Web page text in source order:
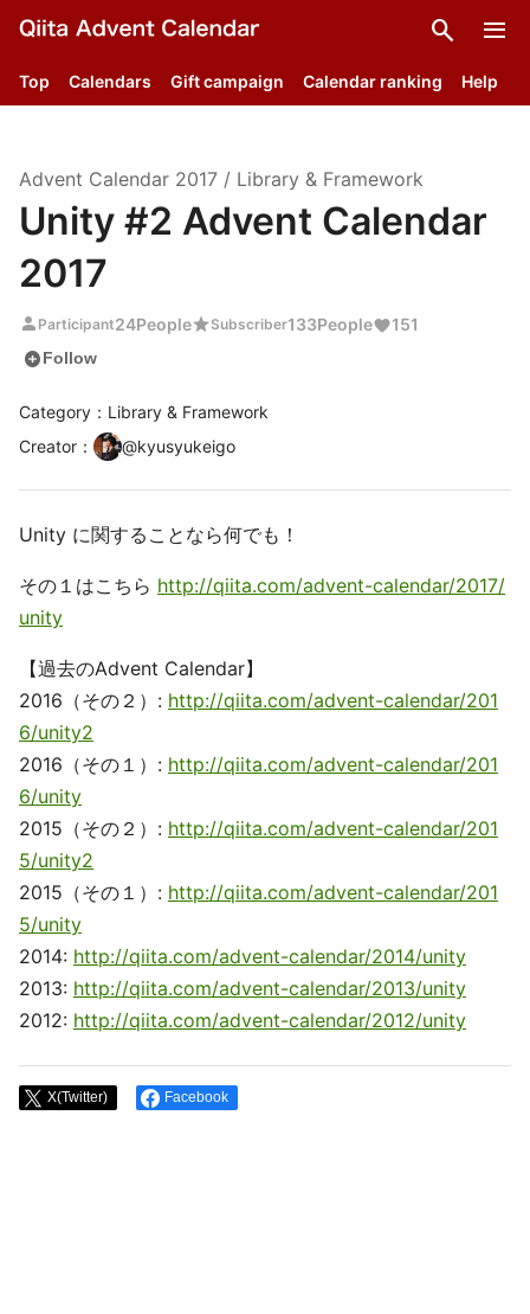
search menu
Top Calendars Gift campaign Calendar ranking Help
Advent Calendar 2017 / Library & Framework
Unity #2 Advent Calendar
2017
person Participant24PeoplestarSubscriber133People 151
add_circleFollow
Category：Library & Framework
Creator ： @kyusyukeigo
Unity に関することなら何でも！
その１はこちら http://qiita.com/advent-calendar/2017/
unity
【過去のAdvent Calendar】
2016（その２）: http://qiita.com/advent-calendar/201
6/unity2
2016（その１）: http://qiita.com/advent-calendar/201
6/unity
2015（その２）: http://qiita.com/advent-calendar/201
5/unity2
2015（その１）: http://qiita.com/advent-calendar/201
5/unity
2014: http://qiita.com/advent-calendar/2014/unity
2013: http://qiita.com/advent-calendar/2013/unity
2012: http://qiita.com/advent-calendar/2012/unity
X(Twitter) Facebook